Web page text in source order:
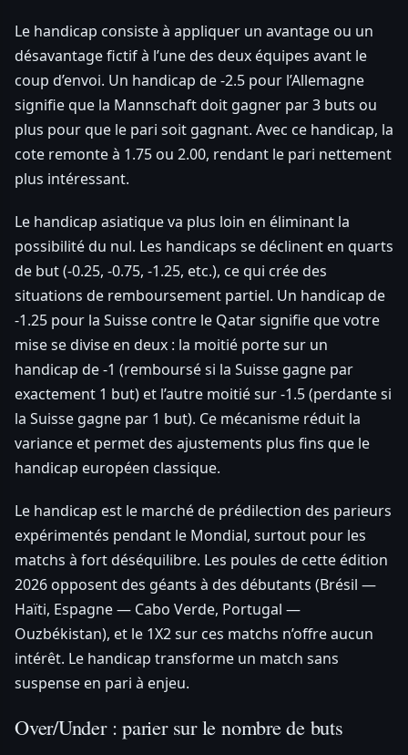
Le handicap consiste à appliquer un avantage ou un
désavantage fictif à l’une des deux équipes avant le
coup d’envoi. Un handicap de -2.5 pour l’Allemagne
signifie que la Mannschaft doit gagner par 3 buts ou
plus pour que le pari soit gagnant. Avec ce handicap, la
cote remonte à 1.75 ou 2.00, rendant le pari nettement
plus intéressant.
Le handicap asiatique va plus loin en éliminant la
possibilité du nul. Les handicaps se déclinent en quarts
de but (-0.25, -0.75, -1.25, etc.), ce qui crée des
situations de remboursement partiel. Un handicap de
-1.25 pour la Suisse contre le Qatar signifie que votre
mise se divise en deux : la moitié porte sur un
handicap de -1 (remboursé si la Suisse gagne par
exactement 1 but) et l’autre moitié sur -1.5 (perdante si
la Suisse gagne par 1 but). Ce mécanisme réduit la
variance et permet des ajustements plus fins que le
handicap européen classique.
Le handicap est le marché de prédilection des parieurs
expérimentés pendant le Mondial, surtout pour les
matchs à fort déséquilibre. Les poules de cette édition
2026 opposent des géants à des débutants (Brésil —
Haïti, Espagne — Cabo Verde, Portugal —
Ouzbékistan), et le 1X2 sur ces matchs n’offre aucun
intérêt. Le handicap transforme un match sans
suspense en pari à enjeu.
Over/Under : parier sur le nombre de buts